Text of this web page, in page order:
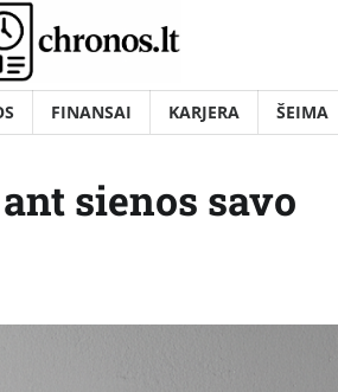
FINANSAI KARJERA ŠEIMA
sienos savo